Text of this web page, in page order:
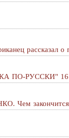
рассказал о
ПО-РУССКИ" 16
закончится